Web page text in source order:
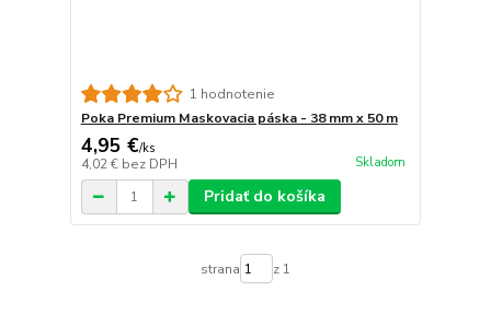
1 hodnotenie
Poka Premium Maskovacia páska - 38 mm x 50 m
4,95 €/ks
4,02 € bez DPH Skladom
Pridať do košíka
strana z 1